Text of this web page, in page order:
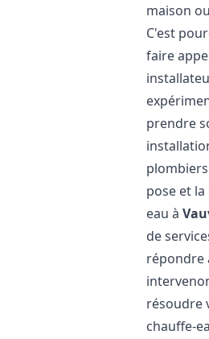
maison
C'est
faire
prendre
pose et
eau à
de
répondre
résoudre
chauffe-